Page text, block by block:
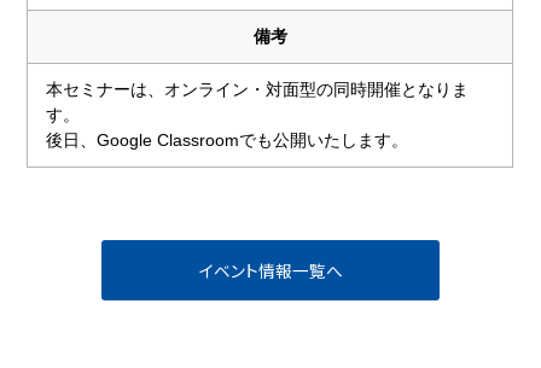
備考
本セミナーは、オンライン・対面型の同時開催となりま
す。
後日、Google Classroomでも公開いたします。